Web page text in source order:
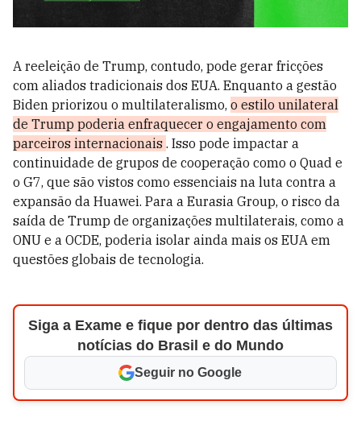
A reeleição de Trump, contudo, pode gerar fricções
com aliados tradicionais dos EUA. Enquanto a gestão
Biden priorizou o multilateralismo, o estilo unilateral
de Trump poderia enfraquecer o engajamento com
parceiros internacionais . Isso pode impactar a
continuidade de grupos de cooperação como o Quad e
o G7, que são vistos como essenciais na luta contra a
expansão da Huawei. Para a Eurasia Group, o risco da
saída de Trump de organizações multilaterais, como a
ONU e a OCDE, poderia isolar ainda mais os EUA em
questões globais de tecnologia.
Siga a Exame e fique por dentro das últimas
notícias do Brasil e do Mundo
Seguir no Google